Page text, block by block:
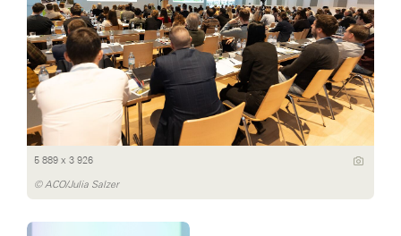
5 889 x 3 926
© ACO/Julia Salzer